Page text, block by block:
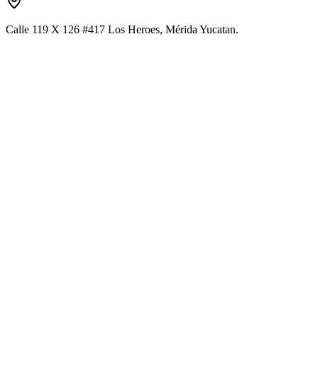
Calle 119 X 126 #417 Los Heroes, Mérida Yucatan.